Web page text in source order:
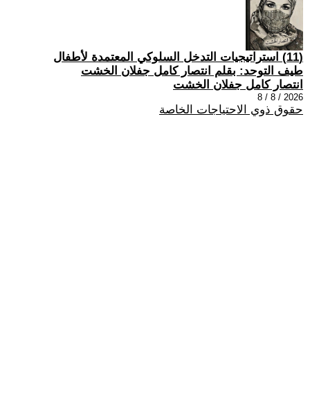
(11) استراتيجيات التدخل السلوكي المعتمدة لأطفال
طيف التوحد: بقلم انتصار كامل جفلان الخشت
انتصار كامل جفلان الخشت
2026 / 8 / 8
حقوق ذوي الاحتياجات الخاصة